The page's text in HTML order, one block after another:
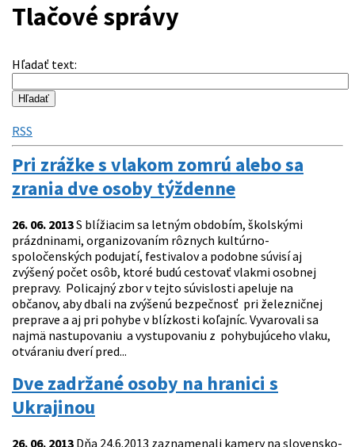
Tlačové správy
Hľadať text:
RSS
Pri zrážke s vlakom zomrú alebo sa
zrania dve osoby týždenne
26. 06. 2013S blížiacim sa letným obdobím, školskými
prázdninami, organizovaním rôznych kultúrno-
spoločenských podujatí, festivalov a podobne súvisí aj
zvýšený počet osôb, ktoré budú cestovať vlakmi osobnej
prepravy. Policajný zbor v tejto súvislosti apeluje na
občanov, aby dbali na zvýšenú bezpečnosť pri železničnej
preprave a aj pri pohybe v blízkosti koľajníc. Vyvarovali sa
najmä nastupovaniu a vystupovaniu z pohybujúceho vlaku,
otváraniu dverí pred...
Dve zadržané osoby na hranici s
Ukrajinou
26. 06. 2013 Dňa 24.6.2013 zaznamenali kamery na slovensko-